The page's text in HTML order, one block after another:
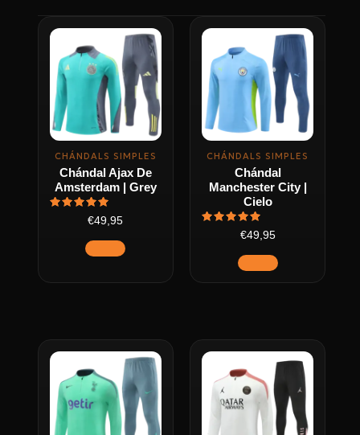
CHÁNDALS SIMPLES
Chándal Ajax De
Amsterdam | Grey
Valorado
con
de 5
€49,95
Este
producto
tiene
múltiples
variantes.
Las
opciones
se
pueden
CHÁNDALS SIMPLES
Chándal
Manchester City |
Cielo
Valorado
con
de 5
€49,95
Este
producto
tiene
múltiples
variantes.
Las
opciones
se
pueden
página
Este
producto
tiene
múltiples
variantes.
Este
producto
tiene
múltiples
variantes.